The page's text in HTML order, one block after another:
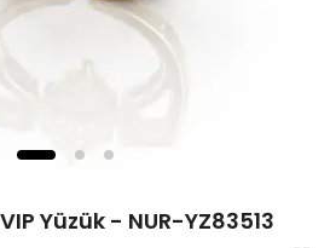
Yüzük - NUR-YZ83513